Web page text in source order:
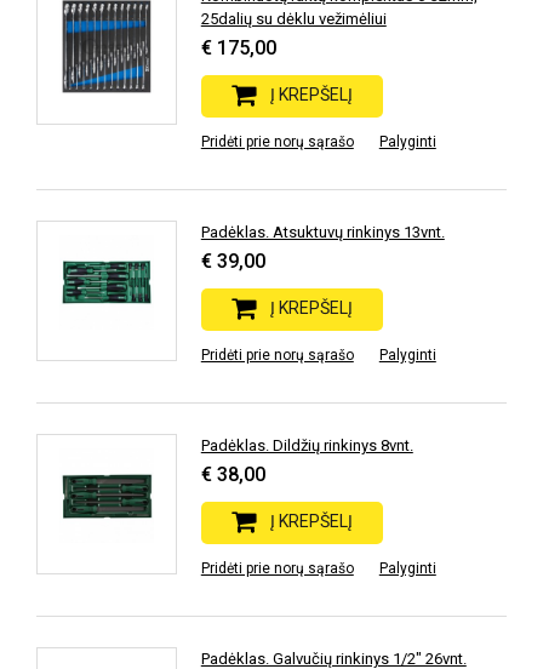
25dalių su dėklu vežimėliui
€ 175,00
Į KREPŠELĮ
Pridėti prie norų sąrašo Palyginti
Padėklas. Atsuktuvų rinkinys 13vnt.
€ 39,00
Į KREPŠELĮ
Pridėti prie norų sąrašo Palyginti
Padėklas. Dildžių rinkinys 8vnt.
€ 38,00
Į KREPŠELĮ
Pridėti prie norų sąrašo Palyginti
Padėklas. Galvučių rinkinys 1/2" 26vnt.